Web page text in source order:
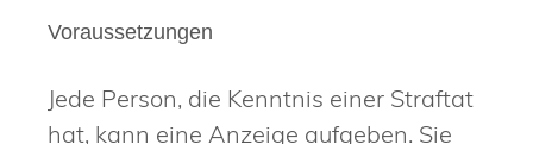
Voraussetzungen
Jede Person, die Kenntnis einer Straftat
hat, kann eine Anzeige aufgeben. Sie